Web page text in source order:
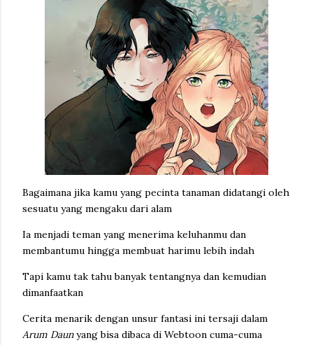
Bagaimana jika kamu yang pecinta tanaman didatangi oleh
sesuatu yang mengaku dari alam
Ia menjadi teman yang menerima keluhanmu dan
membantumu hingga membuat harimu lebih indah
Tapi kamu tak tahu banyak tentangnya dan kemudian
dimanfaatkan
Cerita menarik dengan unsur fantasi ini tersaji dalam
Arum Daunyang bisa dibaca di Webtoon cuma-cuma